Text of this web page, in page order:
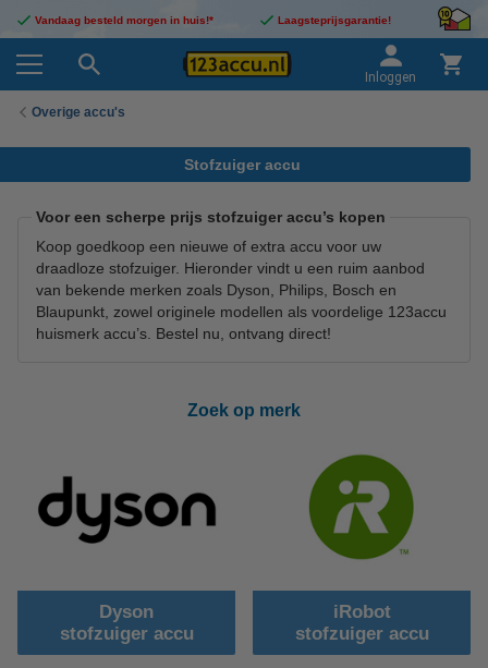
Vandaag besteld morgen in huis!* Laagsteprijsgarantie!
Inloggen
Overige accu's
Stofzuiger accu
Voor een scherpe prijs stofzuiger accu’s kopen
Koop goedkoop een nieuwe of extra accu voor uw
draadloze stofzuiger. Hieronder vindt u een ruim aanbod
van bekende merken zoals Dyson, Philips, Bosch en
Blaupunkt, zowel originele modellen als voordelige 123accu
huismerk accu’s. Bestel nu, ontvang direct!
Zoek op merk
Dyson
stofzuiger accu
iRobot
stofzuiger accu